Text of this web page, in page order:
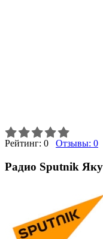
Рейтинг: 0 Отзывы: 0
Радио Sputnik